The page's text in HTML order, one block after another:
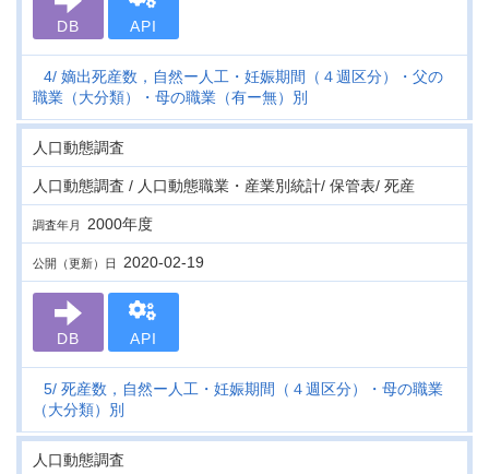
DB API
4 嫡出死産数，自然ー人工・妊娠期間（４週区分）・父の
職業（大分類）・母の職業（有ー無）別
人口動態調査
人口動態調査 / 人口動態職業・産業別統計/ 保管表/ 死産
調査年月 2000年度
公開（更新）日 2020-02-19
DB API
5 死産数，自然ー人工・妊娠期間（４週区分）・母の職業
（大分類）別
人口動態調査